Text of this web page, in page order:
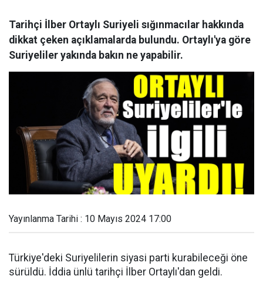
Tarihçi İlber Ortaylı Suriyeli sığınmacılar hakkında
dikkat çeken açıklamalarda bulundu. Ortaylı'ya göre
Suriyeliler yakında bakın ne yapabilir.
Yayınlanma Tarihi : 10 Mayıs 2024 17:00
Türkiye'deki Suriyelilerin siyasi parti kurabileceği öne
sürüldü. İddia ünlü tarihçi İlber Ortaylı'dan geldi.